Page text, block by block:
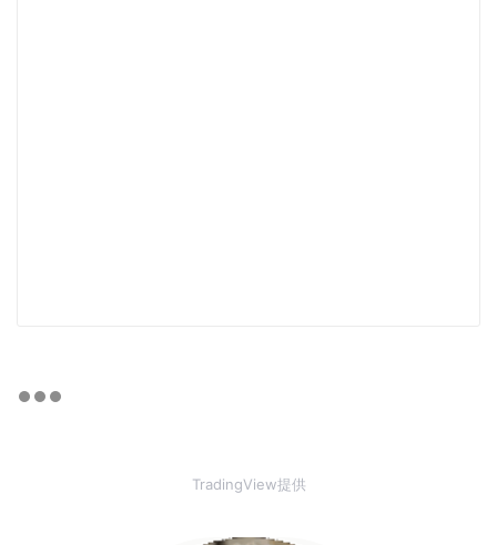
TradingView提供